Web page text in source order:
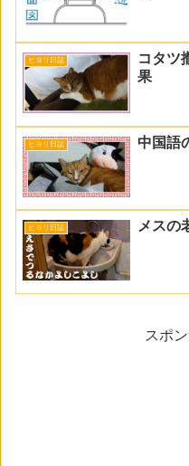
ヒヨリ日誌
コタツ
果
ヒヨリ日誌 中国語
ヒヨリ日誌 メスの
スポ